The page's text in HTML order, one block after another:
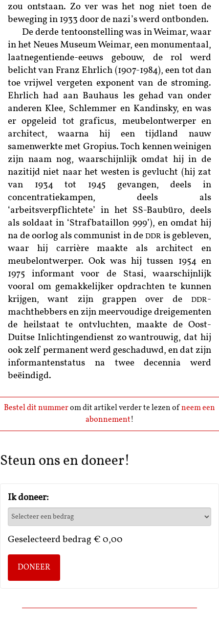
zou ontstaan. Zo ver was het nog niet toen de
beweging in 1933 door de nazi’s werd ontbonden.
De derde tentoonstelling was in Weimar, waar
in het Neues Museum Weimar, een monumentaal,
laatnegentiende-eeuws gebouw, de rol werd
belicht van Franz Ehrlich (1907-1984), een tot dan
toe vrijwel vergeten exponent van de stroming.
Ehrlich had aan Bauhaus les gehad van onder
anderen Klee, Schlemmer en Kandinsky, en was
er opgeleid tot graficus, meubelontwerper en
architect, waarna hij een tijdland nauw
samenwerkte met Gropius. Toch kennen weinigen
zijn naam nog, waarschijnlijk omdat hij in de
nazitijd niet naar het westen is gevlucht (hij zat
van 1934 tot 1945 gevangen, deels in
concentratiekampen, deels als
‘arbeitsverpflichtete’ in het SS-Baubüro, deels
als soldaat in ‘Strafbataillon 999’), en omdat hij
na de oorlog als communist in de DDR is gebleven,
waar hij carrière maakte als architect en
meubelontwerper. Ook was hij tussen 1954 en
1975 informant voor de Stasi, waarschijnlijk
vooral om gemakkelijker opdrachten te kunnen
krijgen, want zijn grappen over de
DDR-
machthebbers en zijn meervoudige dreigementen
de heilstaat te ontvluchten, maakte de Oost-
Duitse Inlichtingendienst zo wantrouwig, dat hij
ook zelf permanent werd geschaduwd, en dat zijn
informantenstatus na twee decennia werd
beëindigd.
Bestel dit nummerom dit artikel verder te lezen ofneem een
abonnement!
Steun ons en doneer!
Ik doneer:
Geselecteerd bedrag € 0,00
DONEER